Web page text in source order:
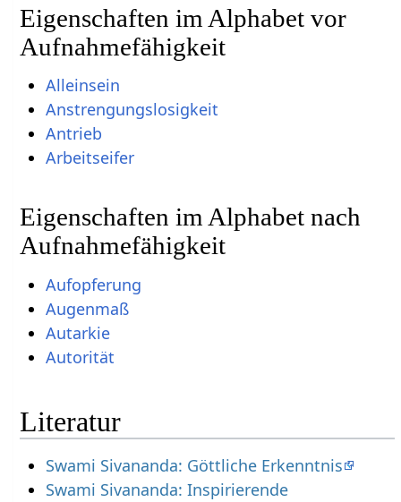
Eigenschaften im Alphabet vor
Aufnahmefähigkeit
Alleinsein
Anstrengungslosigkeit
Antrieb
Arbeitseifer
Eigenschaften im Alphabet nach
Aufnahmefähigkeit
Aufopferung
Augenmaß
Autarkie
Autorität
Literatur
Swami Sivananda: Göttliche Erkenntnis
Swami Sivananda: Inspirierende